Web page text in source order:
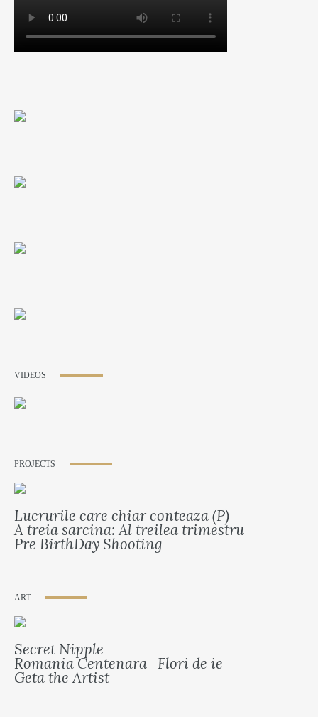
VIDEOS
PROJECTS
Lucrurile care chiar conteaza (P)
A treia sarcina: Al treilea trimestru
Pre BirthDay Shooting
ART
Secret Nipple
Romania Centenara- Flori de ie
Geta the Artist